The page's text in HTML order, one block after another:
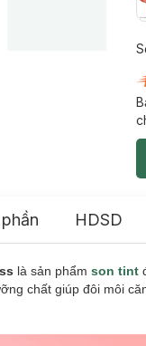
HDSD
là sản phẩm son tint
chất giúp đôi môi